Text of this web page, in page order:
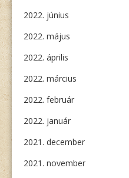
2022. június
2022. május
2022. április
2022. március
2022. február
2022. január
2021. december
2021. november